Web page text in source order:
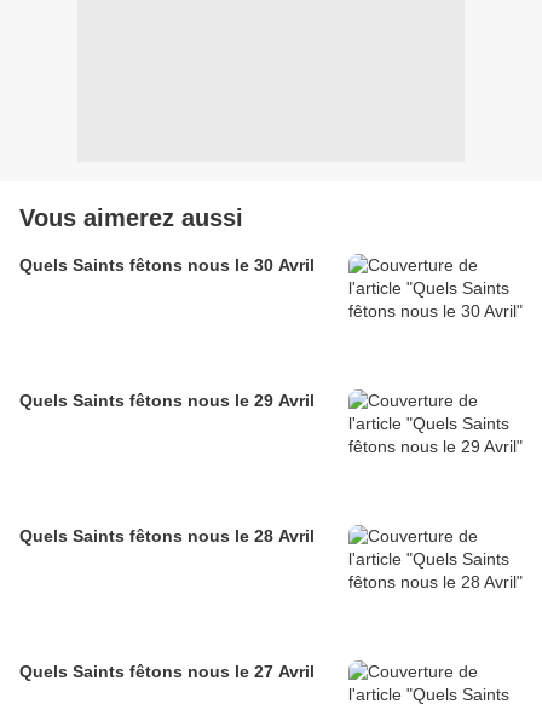
Vous aimerez aussi
Quels Saints fêtons nous le 30 Avril
Quels Saints fêtons nous le 29 Avril
Quels Saints fêtons nous le 28 Avril
Quels Saints fêtons nous le 27 Avril